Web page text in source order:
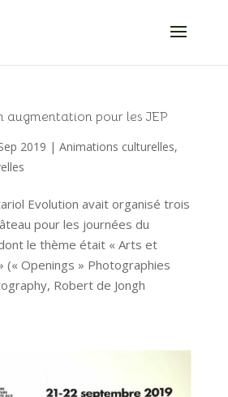
augmentation pour les JEP
2019 | Animations culturelles,
Evolution avait organisé trois
pour les journées du
le thème était « Arts et
(« Openings » Photographies
Robert de Jongh